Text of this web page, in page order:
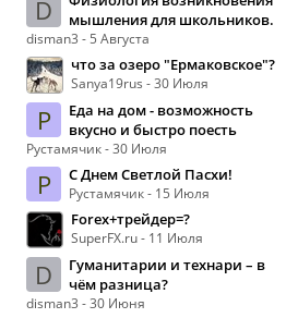
D
мышления для школьников.
disman3 - 5 Августа
что за озеро "Ермаковское"?
Sanya19rus - 30 Июля
Р
Еда на дом - возможность
вкусно и быстро поесть
Рустамячик - 30 Июля
Р С Днем Светлой Пасхи!
Рустамячик - 15 Июля
Forex+трейдер=?
SuperFX.ru - 11 Июля
D
Гуманитарии и технари – в
чём разница?
disman3 - 30 Июня